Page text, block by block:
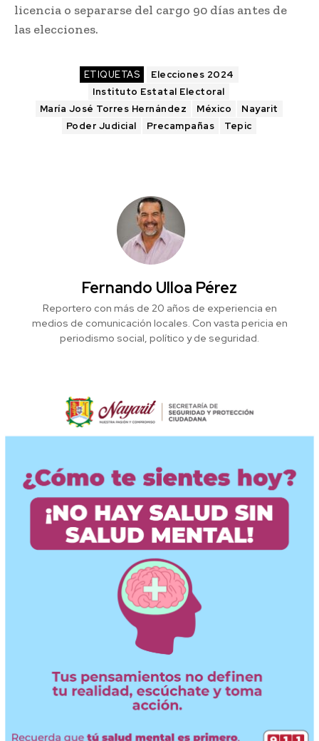
licencia o separarse del cargo 90 días antes de
las elecciones.
ETIQUETAS
Elecciones 2024
Instituto Estatal Electoral
María José Torres Hernández
México
Nayarit
Poder Judicial
Precampañas Tepic
Fernando Ulloa Pérez
Reportero con más de 20 años de experiencia en
medios de comunicación locales. Con vasta pericia en
periodismo social, político y de seguridad.